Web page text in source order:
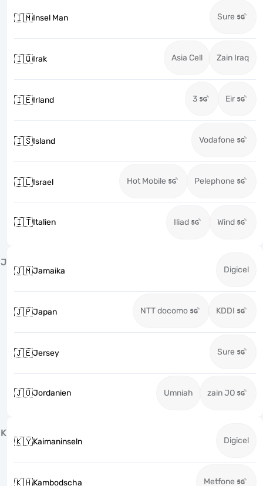
🇮🇲Insel Man Sure
🇮🇶Irak Asia Cell Zain Iraq
🇮🇪Irland 3 Eir
🇮🇸Island Vodafone
🇮🇱Israel Hot Mobile Pelephone
🇮🇹Italien Iliad Wind
J
🇯🇲Jamaika Digicel
🇯🇵Japan NTT docomo KDDI
🇯🇪Jersey Sure
🇯🇴Jordanien Umniah zain JO
K
🇰🇾Kaimaninseln Digicel
🇰🇭Kambodscha Metfone